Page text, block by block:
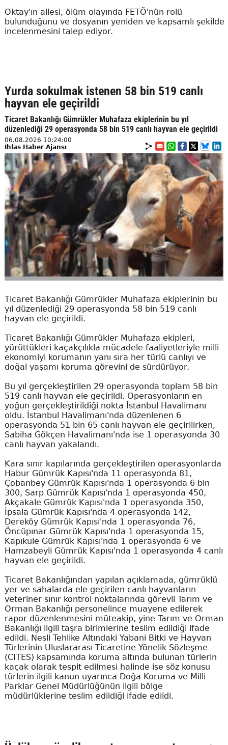
Oktay'ın ailesi, ölüm olayında FETÖ'nün rolü
bulunduğunu ve dosyanın yeniden ve kapsamlı şekilde
incelenmesini talep ediyor.
Yurda sokulmak istenen 58 bin 519 canlı
hayvan ele geçirildi
Ticaret Bakanlığı Gümrükler Muhafaza ekiplerinin bu yıl
düzenlediği 29 operasyonda 58 bin 519 canlı hayvan ele geçirildi
06.08.2026 10:24:00
İhlas Haber Ajansı
Ticaret Bakanlığı Gümrükler Muhafaza ekiplerinin bu
yıl düzenlediği 29 operasyonda 58 bin 519 canlı
hayvan ele geçirildi.
Ticaret Bakanlığı Gümrükler Muhafaza ekipleri,
yürüttükleri kaçakçılıkla mücadele faaliyetleriyle milli
ekonomiyi korumanın yanı sıra her türlü canlıyı ve
doğal yaşamı koruma görevini de sürdürüyor.
Bu yıl gerçekleştirilen 29 operasyonda toplam 58 bin
519 canlı hayvan ele geçirildi. Operasyonların en
yoğun gerçekleştirildiği nokta İstanbul Havalimanı
oldu. İstanbul Havalimanı'nda düzenlenen 6
operasyonda 51 bin 65 canlı hayvan ele geçirilirken,
Sabiha Gökçen Havalimanı'nda ise 1 operasyonda 30
canlı hayvan yakalandı.
Kara sınır kapılarında gerçekleştirilen operasyonlarda
Habur Gümrük Kapısı'nda 11 operasyonda 81,
Çobanbey Gümrük Kapısı'nda 1 operasyonda 6 bin
300, Sarp Gümrük Kapısı'nda 1 operasyonda 450,
Akçakale Gümrük Kapısı'nda 1 operasyonda 350,
İpsala Gümrük Kapısı'nda 4 operasyonda 142,
Dereköy Gümrük Kapısı'nda 1 operasyonda 76,
Öncüpınar Gümrük Kapısı'nda 1 operasyonda 15,
Kapıkule Gümrük Kapısı'nda 1 operasyonda 6 ve
Hamzabeyli Gümrük Kapısı'nda 1 operasyonda 4 canlı
hayvan ele geçirildi.
Ticaret Bakanlığından yapılan açıklamada, gümrüklü
yer ve sahalarda ele geçirilen canlı hayvanların
veteriner sınır kontrol noktalarında görevli Tarım ve
Orman Bakanlığı personelince muayene edilerek
rapor düzenlenmesini müteakip, yine Tarım ve Orman
Bakanlığı ilgili taşra birimlerine teslim edildiği ifade
edildi. Nesli Tehlike Altındaki Yabani Bitki ve Hayvan
Türlerinin Uluslararası Ticaretine Yönelik Sözleşme
(CITES) kapsamında koruma altında bulunan türlerin
kaçak olarak tespit edilmesi halinde ise söz konusu
türlerin ilgili kanun uyarınca Doğa Koruma ve Milli
Parklar Genel Müdürlüğünün ilgili bölge
müdürlüklerine teslim edildiği ifade edildi.